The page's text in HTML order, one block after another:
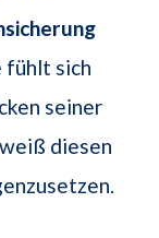
fühlt sich
seiner
diesen